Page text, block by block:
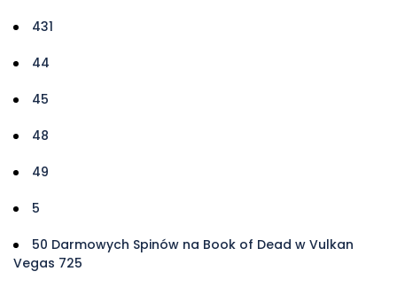
431
44
45
48
49
5
50 Darmowych Spinów na Book of Dead w Vulkan
Vegas 725